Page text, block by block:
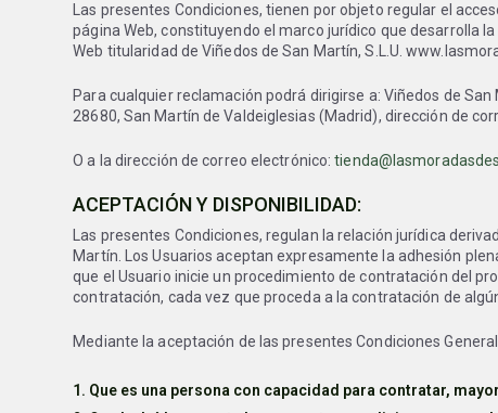
Las presentes Condiciones, tienen por objeto regular el
página Web, constituyendo el marco jurídico que desarrolla
Web titularidad de Viñedos de San Martín, S.L.U.
Para cualquier reclamación podrá dirigirse a: Viñedos de
28680, San Martín de Valdeiglesias (Madrid), dirección de
O a la dirección de correo electrónico:
ACEPTACIÓN Y DISPONIBILIDAD:
Las presentes Condiciones, regulan la relación jurídica
Martín. Los Usuarios aceptan expresamente la adhesión
que el Usuario inicie un procedimiento de contratación del
contratación, cada vez que proceda a la contratación de
Mediante la aceptación de las presentes Condiciones
Que es una persona con capacidad para contratar,